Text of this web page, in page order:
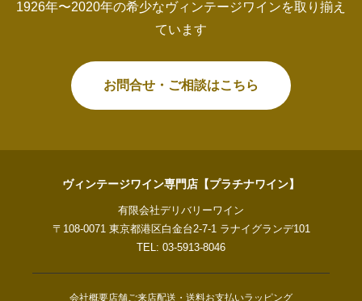
1926年〜2020年の希少なヴィンテージワインを取り揃え
ています
お問合せ・ご相談はこちら
ヴィンテージワイン専門店【プラチナワイン】
有限会社デリバリーワイン
〒108-0071 東京都港区白金台2-7-1 ラナイグランデ101
TEL: 03-5913-8046
会社概要店舗ご来店配送・送料お支払いラッピング